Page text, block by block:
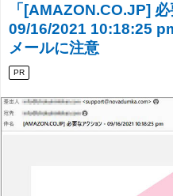
「[AMAZON.CO.JP]
09/16/2021 10:18:25
メールに注意
PR